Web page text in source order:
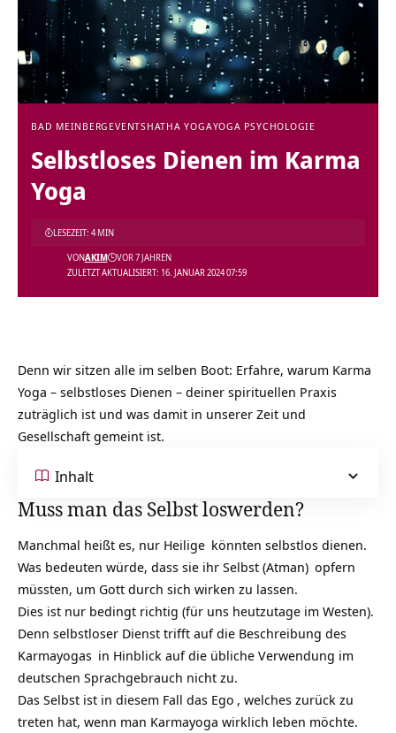
BAD MEINBERG EVENTSHATHA YOGAYOGA PSYCHOLOGIE
Selbstloses Dienen im Karma
Yoga
ZULETZT AKTUALISIERT: 16. JANUAR 2024 07:59
VONAKIM VOR 7 JAHREN
LESEZEIT: 4 MIN
Denn wir sitzen alle im selben Boot: Erfahre, warum Karma
Yoga – selbstloses Dienen – deiner spirituellen Praxis
zuträglich ist und was damit in unserer Zeit und
Gesellschaft gemeint ist.
Inhalt
Muss man das Selbst loswerden?
Manchmal heißt es, nur Heilige könnten selbstlos dienen.
Was bedeuten würde, dass sie ihr Selbst (Atman) opfern
müssten, um Gott durch sich wirken zu lassen.
Dies ist nur bedingt richtig (für uns heutzutage im Westen).
Denn selbstloser Dienst trifft auf die Beschreibung des
Karmayogas in Hinblick auf die übliche Verwendung im
deutschen Sprachgebrauch nicht zu.
Das Selbst ist in diesem Fall das Ego , welches zurück zu
treten hat, wenn man Karmayoga wirklich leben möchte.